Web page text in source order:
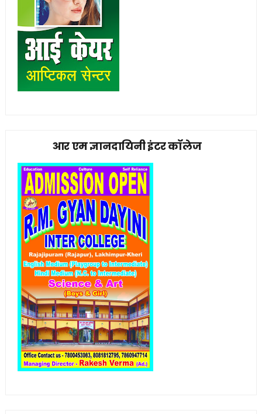
आर एम ज्ञानदायिनी इंटर कॉलेज